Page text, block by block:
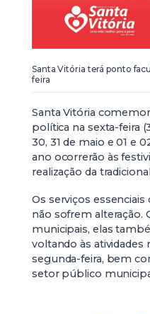
Santa Vitória terá ponto
feira
Santa Vitória
política na sexta-feira
30, 31 de maio e 01 e
ano ocorrerão às
realização da
Os serviços
não sofrem alteração.
municipais, elas
voltando às atividades
segunda-feira, bem
setor público